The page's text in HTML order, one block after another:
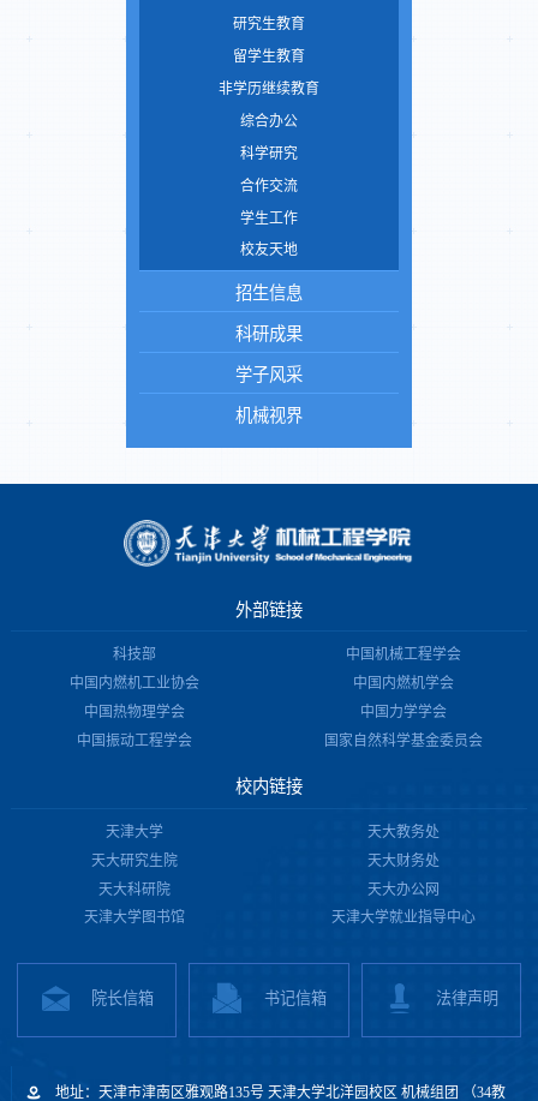
研究生教育
留学生教育
非学历继续教育
综合办公
科学研究
合作交流
学生工作
校友天地
招生信息
科研成果
学子风采
机械视界
外部链接
科技部
中国机械工程学会
中国内燃机工业协会
中国内燃机学会
中国热物理学会
中国力学学会
中国振动工程学会
国家自然科学基金委员会
校内链接
天津大学
天大教务处
天大研究生院
天大财务处
天大科研院
天大办公网
天津大学图书馆
天津大学就业指导中心
院长信箱 书记信箱 法律声明
地址：天津市津南区雅观路135号 天津大学北洋园校区 机械组团 （34教